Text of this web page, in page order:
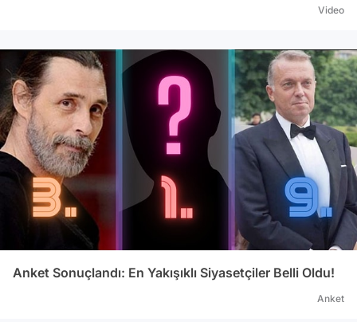
Video
Anket Sonuçlandı: En Yakışıklı Siyasetçiler Belli Oldu!
Anket